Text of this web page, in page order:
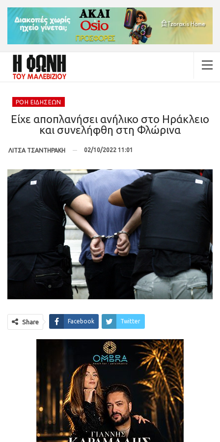
ΡΟΉ ΕΙΔΉΣΕΩΝ
Είχε αποπλανήσει ανήλικο στο Ηράκλειο
και συνελήφθη στη Φλώρινα
ΛΙΤΣΑ ΤΣΑΝΤΗΡΑΚΗ 02/10/2022 11:01
Share Facebook Twitter